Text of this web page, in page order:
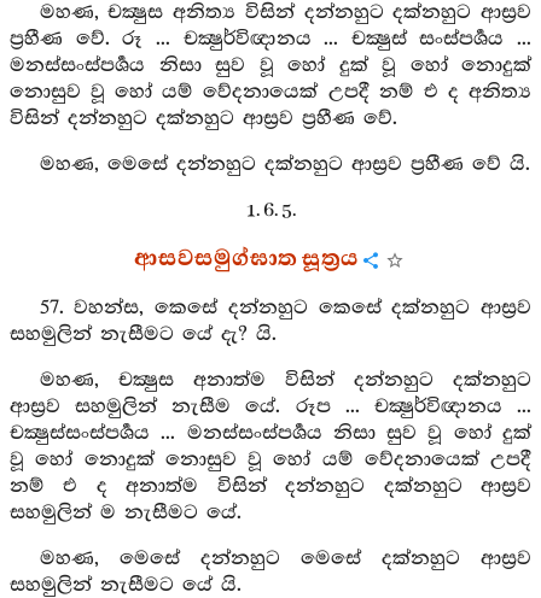
මහණ, චක්‍ෂුස අනිත්‍ය විසින් දන්නහුට දක්නහුට ආස්‍රව
ප්‍රහීණ වේ. රූ ... චක්‍ෂුර්විඥානය ... චක්‍ෂුස් සංස්පර්‍ශය ...
මනස්සංස්පර්‍ශය නිසා සුව වූ හෝ දුක් වූ හෝ නොදුක්
නොසුව වූ හෝ යම් වේදනායෙක් උපදී නම් එ ද අනිත්‍ය
විසින් දන්නහුට දක්නහුට ආස්‍රව ප්‍රහීණ වේ.
මහණ, මෙසේ දන්නහුට දක්නහුට ආස්‍රව ප්‍රහීණ වේ යි.
1. 6. 5.
ආසවසමුග්ඝාත සූත්‍රය
57. වහන්ස, කෙසේ දන්නහුට කෙසේ දක්නහුට ආස්‍රව
සහමුලින් නැසීමට යේ දැ? යි.
මහණ, චක්‍ෂුස අනාත්ම විසින් දන්නහුට දක්නහුට
ආස්‍රව සහමුලින් නැසීම යේ. රූප ... චක්‍ෂුර්විඥානය ...
චක්‍ෂුස්සංස්පර්‍ශය ... මනස්සංස්පර්‍ශය නිසා සුව වූ හෝ දුක්
වූ හෝ නොදුක් නොසුව වූ හෝ යම් වේදනායෙක් උපදී
නම් එ ද අනාත්ම විසින් දන්නහුට දක්නහුට ආස්‍රව
සහමුලින් ම නැසීමට යේ.
මහණ, මෙසේ දන්නහුට මෙසේ දක්නහුට ආස්‍රව
සහමුලින් නැසීමට යේ යි.